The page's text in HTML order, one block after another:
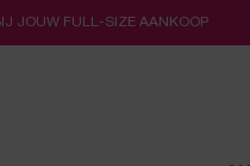
JOUW FULL-SIZE AANKOOP